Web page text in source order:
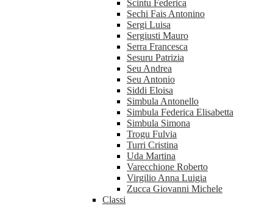
Scintu Federica
Sechi Fais Antonino
Sergi Luisa
Sergiusti Mauro
Serra Francesca
Sesuru Patrizia
Seu Andrea
Seu Antonio
Siddi Eloisa
Simbula Antonello
Simbula Federica Elisabetta
Simbula Simona
Trogu Fulvia
Turri Cristina
Uda Martina
Varecchione Roberto
Virgilio Anna Luigia
Zucca Giovanni Michele
Classi